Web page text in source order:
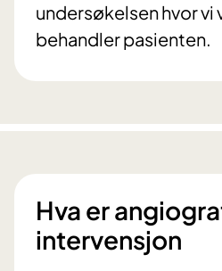
undersøkelsen hvor vi
behandler pasienten.
Hva er
intervensjon